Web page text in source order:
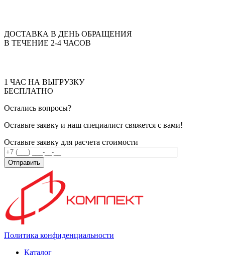
ДОСТАВКА В ДЕНЬ ОБРАЩЕНИЯ
В ТЕЧЕНИЕ 2-4 ЧАСОВ
1 ЧАС НА ВЫГРУЗКУ
БЕСПЛАТНО
Остались вопросы?
Оставьте заявку и наш специалист свяжется с вами!
Оставьте заявку для расчета стоимости
Отправить
Политика конфиденциальности
Каталог